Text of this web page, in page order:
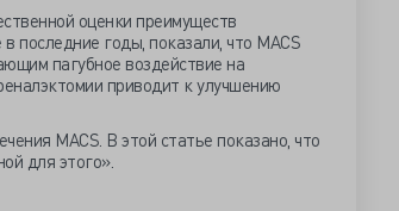
оценки преимуществ
последние годы, показали, что MACS
пагубное воздействие на
приводит к улучшению
МАCS. В этой статье показано, что
для этого».